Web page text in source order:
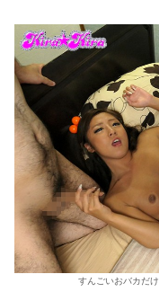
すんごいおバカだ